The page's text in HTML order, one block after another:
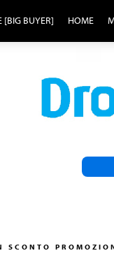
[BIG BUYER] HOME
SCONTO